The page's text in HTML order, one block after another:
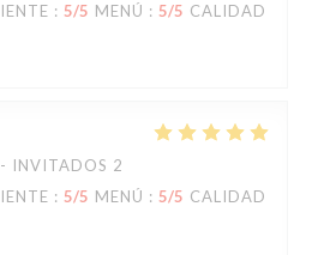
: 5/5 MENÚ : 5/5 CALIDAD
INVITADOS 2
: 5/5 MENÚ : 5/5 CALIDAD